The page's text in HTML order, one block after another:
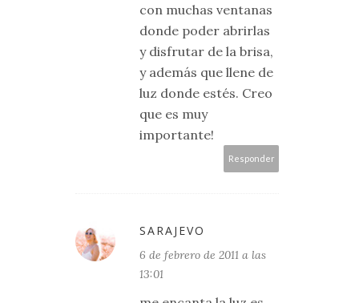
con muchas ventanas
donde poder abrirlas
y disfrutar de la brisa,
y además que llene de
luz donde estés. Creo
que es muy
importante!
Responder
SARAJEVO
6 de febrero de 2011 a las
13:01